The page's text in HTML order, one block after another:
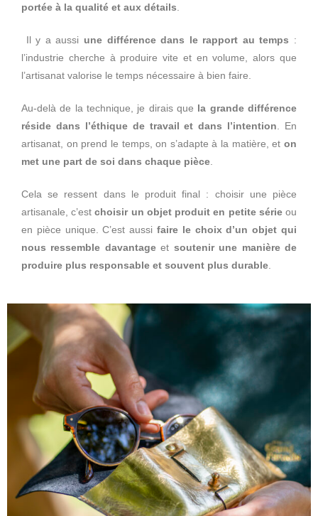
portée à la qualité et aux détails
Il y a aussi une différence dans le rapport au temps :
l’industrie cherche à produire vite et en volume, alors que
l’artisanat valorise le temps nécessaire à bien faire.
Au-delà de la technique, je dirais que la grande différence
réside dans l’éthique de travail et dans l’intention . En
artisanat, on prend le temps, on s’adapte à la matière, et on
met une part de soi dans chaque pièce
Cela se ressent dans le produit final : choisir une pièce
artisanale, c’estchoisir un objet produit en petite sérieou
en pièce unique. C’est aussi faire le choix d’un objet qui
nous ressemble davantageet soutenir une manière de
produire plus responsable et souvent plus durable